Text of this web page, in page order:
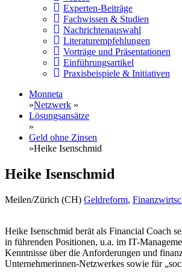
Experten-Beiträge
Fachwissen & Studien
Nachrichtenauswahl
Literaturempfehlungen
Vorträge und Präsentationen
Einführungsartikel
Praxisbeispiele & Initiativen
Monneta
»Netzwerk »
Lösungsansätze
»
Geld ohne Zinsen
»Heike Isenschmid
Heike Isenschmid
Meilen/Zürich (CH) Geldreform,
Heike Isenschmid berät als Financial Coach
in führenden Positionen, u.a. im IT-
Kenntnisse über die Anforderungen und
Unternehmerinnen-Netzwerkes sowie für